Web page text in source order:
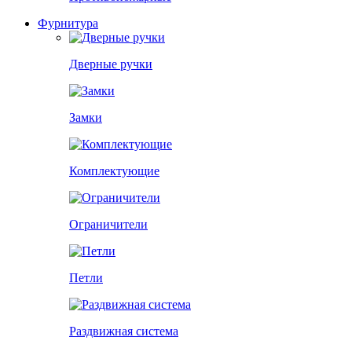
Фурнитура
Дверные ручки
Замки
Комплектующие
Ограничители
Петли
Раздвижная система